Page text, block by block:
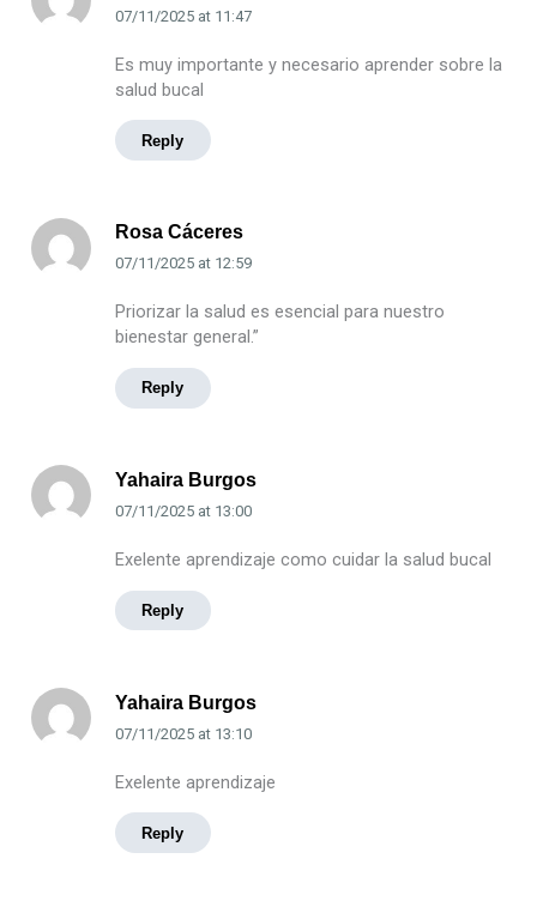
07/11/2025at 11:47
Es muy importante y necesario aprender sobre la
salud bucal
Reply
Rosa Cáceres
07/11/2025at 12:59
Priorizar la salud es esencial para nuestro
bienestar general.”
Reply
Yahaira Burgos
07/11/2025at 13:00
Exelente aprendizaje como cuidar la salud bucal
Reply
Yahaira Burgos
07/11/2025at 13:10
Exelente aprendizaje
Reply